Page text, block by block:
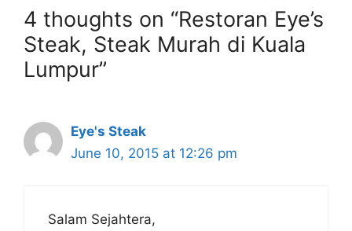
4 thoughts on “Restoran Eye’s
Steak, Steak Murah di Kuala
Lumpur”
Eye's Steak
June 10, 2015 at 12:26 pm
Salam Sejahtera,